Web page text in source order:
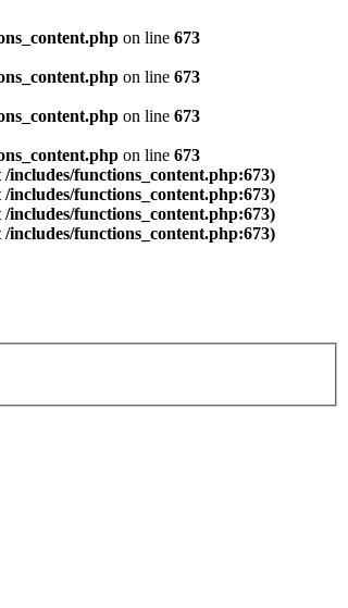
on line 673
on line 673
on line 673
on line 673
functions_content.php:673)
functions_content.php:673)
functions_content.php:673)
functions_content.php:673)